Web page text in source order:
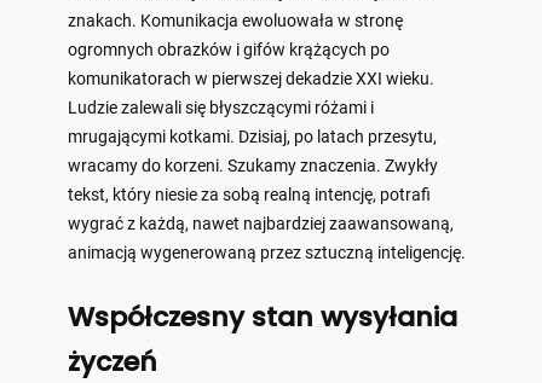
znakach. Komunikacja ewoluowała w stronę
ogromnych obrazków i gifów krążących po
komunikatorach w pierwszej dekadzie XXI wieku.
Ludzie zalewali się błyszczącymi różami i
mrugającymi kotkami. Dzisiaj, po latach przesytu,
wracamy do korzeni. Szukamy znaczenia. Zwykły
tekst, który niesie za sobą realną intencję, potrafi
wygrać z każdą, nawet najbardziej zaawansowaną,
animacją wygenerowaną przez sztuczną inteligencję.
Współczesny stan wysyłania
życzeń